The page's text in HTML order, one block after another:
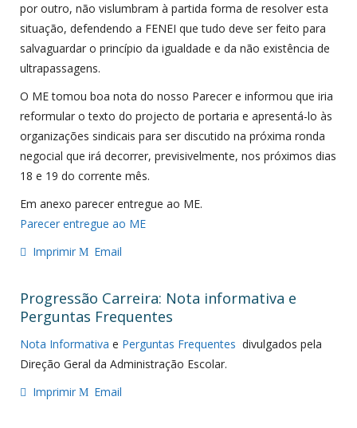
por outro, não vislumbram à partida forma de resolver esta
situação, defendendo a FENEI que tudo deve ser feito para
salvaguardar o princípio da igualdade e da não existência de
ultrapassagens.
O ME tomou boa nota do nosso Parecer e informou que iria
reformular o texto do projecto de portaria e apresentá-lo às
organizações sindicais para ser discutido na próxima ronda
negocial que irá decorrer, previsivelmente, nos próximos dias
18 e 19 do corrente mês.
Em anexo parecer entregue ao ME.
Parecer entregue ao ME
Imprimir
Email
Progressão Carreira: Nota informativa e
Perguntas Frequentes
Nota Informativa e Perguntas Frequentes divulgados pela
Direção Geral da Administração Escolar.
Imprimir
Email